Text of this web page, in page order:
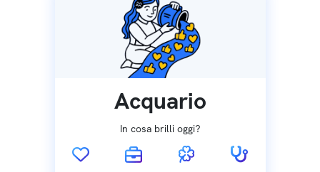
Acquario
In cosa brilli oggi?